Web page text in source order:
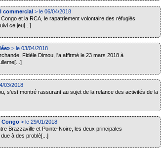
commercial > le 06/04/2018
et la RCA, le rapatriement volontaire des réfugiés
ce jeu[...]
> le 03/04/2018
Fidèle Dimou, l'a affirmé le 23 mars 2018 à
03/2018
s'est montré rassurant au sujet de la relance des activités de la
Congo > le 29/01/2018
Brazzaville et Pointe-Noire, les deux principales
à des problè[...]